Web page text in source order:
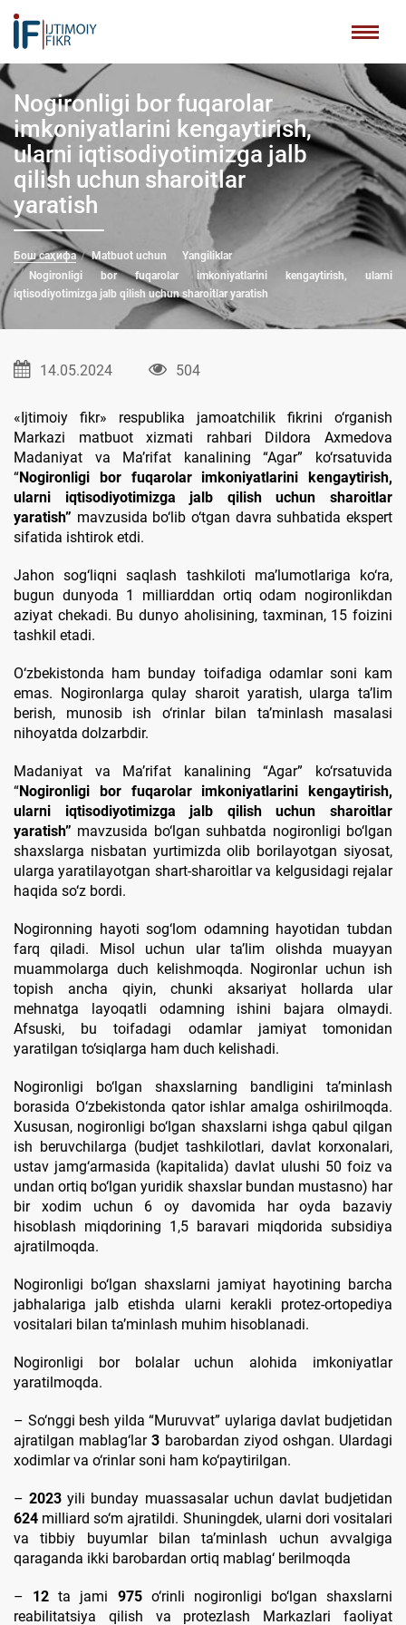
Nogironligi bor fuqarolar
imkoniyatlarini kengaytirish,
ularni iqtisodiyotimizga jalb
qilish uchun sharoitlar
yaratish
Бош саҳифа Matbuot uchun
Yangiliklar
Nogironligi bor fuqarolar imkoniyatlarini kengaytirish, ularni
iqtisodiyotimizga jalb qilish uchun sharoitlar yaratish
14.05.2024 504
«Ijtimoiy fikr» respublika jamoatchilik fikrini o‘rganish
Markazi matbuot xizmati rahbari Dildora Axmedova
Madaniyat va Ma’rifat kanalining “Agar” ko‘rsatuvida
“Nogironligi bor fuqarolar imkoniyatlarini kengaytirish,
ularni iqtisodiyotimizga jalb qilish uchun sharoitlar
yaratish” mavzusida bo‘lib o‘tgan davra suhbatida ekspert
sifatida ishtirok etdi.
Jahon sog‘liqni saqlash tashkiloti ma’lumotlariga ko‘ra,
bugun dunyoda 1 milliarddan ortiq odam nogironlikdan
aziyat chekadi. Bu dunyo aholisining, taxminan, 15 foizini
tashkil etadi.
O‘zbekistonda ham bunday toifadiga odamlar soni kam
emas. Nogironlarga qulay sharoit yaratish, ularga ta’lim
berish, munosib ish o‘rinlar bilan ta’minlash masalasi
nihoyatda dolzarbdir.
Madaniyat va Ma’rifat kanalining “Agar” ko‘rsatuvida
“Nogironligi bor fuqarolar imkoniyatlarini kengaytirish,
ularni iqtisodiyotimizga jalb qilish uchun sharoitlar
yaratish” mavzusida bo‘lgan suhbatda nogironligi bo‘lgan
shaxslarga nisbatan yurtimizda olib borilayotgan siyosat,
ularga yaratilayotgan shart-sharoitlar va kelgusidagi rejalar
haqida so‘z bordi.
Nogironning hayoti sog‘lom odamning hayotidan tubdan
farq qiladi. Misol uchun ular ta’lim olishda muayyan
muammolarga duch kelishmoqda. Nogironlar uchun ish
topish ancha qiyin, chunki aksariyat hollarda ular
mehnatga layoqatli odamning ishini bajara olmaydi.
Afsuski, bu toifadagi odamlar jamiyat tomonidan
yaratilgan to‘siqlarga ham duch kelishadi.
Nogironligi bo‘lgan shaxslarning bandligini ta’minlash
borasida O‘zbekistonda qator ishlar amalga oshirilmoqda.
Xususan, nogironligi bo‘lgan shaxslarni ishga qabul qilgan
ish beruvchilarga (budjet tashkilotlari, davlat korxonalari,
ustav jamg‘armasida (kapitalida) davlat ulushi 50 foiz va
undan ortiq bo‘lgan yuridik shaxslar bundan mustasno) har
bir xodim uchun 6 oy davomida har oyda bazaviy
hisoblash miqdorining 1,5 baravari miqdorida subsidiya
ajratilmoqda.
Nogironligi bo‘lgan shaxslarni jamiyat hayotining barcha
jabhalariga jalb etishda ularni kerakli protez-ortopediya
vositalari bilan ta’minlash muhim hisoblanadi.
Nogironligi bor bolalar uchun alohida imkoniyatlar
yaratilmoqda.
– So‘nggi besh yilda “Muruvvat” uylariga davlat budjetidan
ajratilgan mablag‘lar3 barobardan ziyod oshgan. Ulardagi
xodimlar va o‘rinlar soni ham ko‘paytirilgan.
–2023 yili bunday muassasalar uchun davlat budjetidan
624 milliard so‘m ajratildi. Shuningdek, ularni dori vositalari
va tibbiy buyumlar bilan ta’minlash uchun avvalgiga
qaraganda ikki barobardan ortiq mablag‘ berilmoqda
– 12 ta jami 975o‘rinli nogironligi bo‘lgan shaxslarni
reabilitatsiya qilish va protezlash Markazlari faoliyat